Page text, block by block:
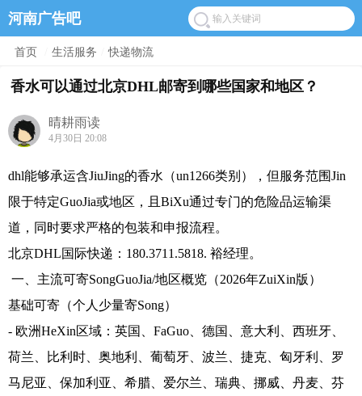
河南广告吧
首页 生活服务 快递物流
香水可以通过北京DHL邮寄到哪些国家和地区？
晴耕雨读
4月30日 20:08
dhl能够承运含JiuJing的香水（un1266类别），但服务范围Jin
限于特定GuoJia或地区，且BiXu通过专门的危险品运输渠
道，同时要求严格的包装和申报流程。
北京DHL国际快递：180.3711.5818. 裕经理。
一、主流可寄SongGuoJia/地区概览（2026年ZuiXin版）
基础可寄（个人少量寄Song）
- 欧洲HeXin区域：英国、FaGuo、德国、意大利、西班牙、
荷兰、比利时、奥地利、葡萄牙、波兰、捷克、匈牙利、罗
马尼亚、保加利亚、希腊、爱尔兰、瑞典、挪威、丹麦、芬